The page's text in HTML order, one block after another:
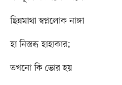
ছিন্নমাথা স্বপ্নলোক নাঙ্গা
হা নিস্তব্ধ হাহাকার;
তখনো কি ভোর হয়